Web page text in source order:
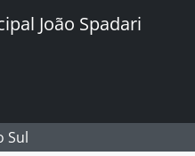
João Spadari
Sul